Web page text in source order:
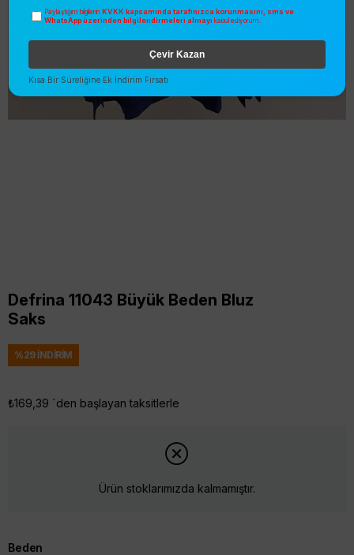
Defrina 11043 Büyük Beden Bluz
Saks
%29İNDIRIM
₺169,39 `den başlayan taksitlerle
Ürün stoklarımızda kalmamıştır.
Beden
Paylaştığım bilgilerin KVKK kapsamında tarafınızca korunmasını, sms ve
WhatsApp üzerinden bilgilendirmeleri almayı kabul ediyorum.
Çevir Kazan
Kısa Bir Süreliğine Ek İndirim Fırsatı